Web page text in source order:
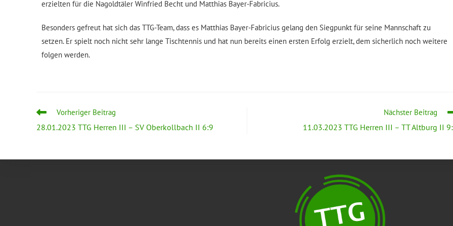
erzielten für die Nagoldtäler Winfried Becht und Matthias Bayer-Fabricius.
Besonders gefreut hat sich das TTG-Team, dass es Matthias Bayer-Fabricius gelang den Siegpunkt für seine Mannschaft zu
setzen. Er spielt noch nicht sehr lange Tischtennis und hat nun bereits einen ersten Erfolg erzielt, dem sicherlich noch weitere
folgen werden.
Vorheriger Beitrag
28.01.2023 TTG Herren III – SV Oberkollbach II 6:9
Nächster Beitrag
11.03.2023 TTG Herren III – TT Altburg II